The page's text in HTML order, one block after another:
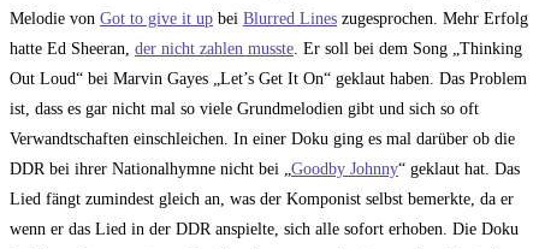
Melodie von Got to give it up bei Blurred Lines zugesprochen. Mehr Erfolg
hatte Ed Sheeran, der nicht zahlen musste. Er soll bei dem Song „Thinking
Out Loud“ bei Marvin Gayes „Let’s Get It On“ geklaut haben. Das Problem
ist, dass es gar nicht mal so viele Grundmelodien gibt und sich so oft
Verwandtschaften einschleichen. In einer Doku ging es mal darüber ob die
DDR bei ihrer Nationalhymne nicht bei „Goodby Johnny“ geklaut hat. Das
Lied fängt zumindest gleich an, was der Komponist selbst bemerkte, da er
wenn er das Lied in der DDR anspielte, sich alle sofort erhoben. Die Doku